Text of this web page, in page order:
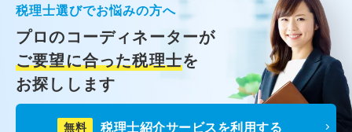
税理士選びでお悩みの方へ
プロのコーディネーターが
ご要望に合った税理士を
お探しします
無料 税理士紹介サービスを利用する